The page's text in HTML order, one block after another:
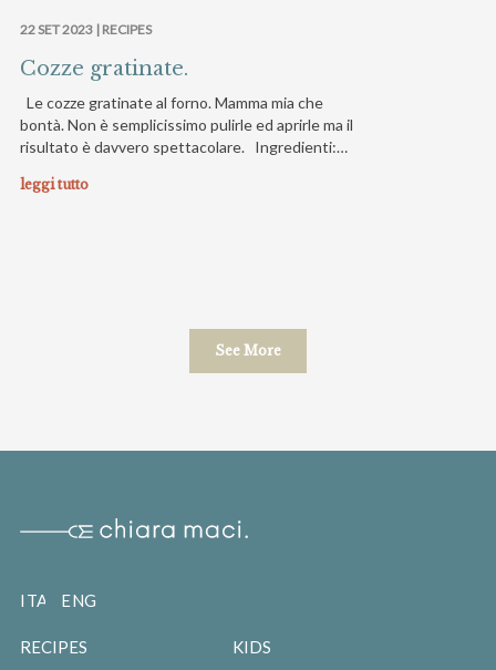
22 SET 2023 | RECIPES
Cozze gratinate.
Le cozze gratinate al forno. Mamma mia che
bontà. Non è semplicissimo pulirle ed aprirle ma il
risultato è davvero spettacolare. Ingredienti:…
leggi tutto
See More
ITALIANOENGLISH
RECIPES KIDS